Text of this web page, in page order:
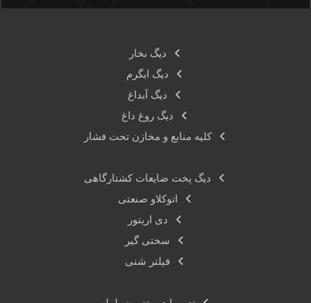
دیگ بخار
دیگ ابگرم
دیگ آبداغ
دیگ روغ داغ
کلیه منابع و مخازن تحت فشار
دیگ پخت ضایعات کشتارگاهی
اتوکلاو صنعتی
دی اریتور
سختی گیر
فیلتر شنی